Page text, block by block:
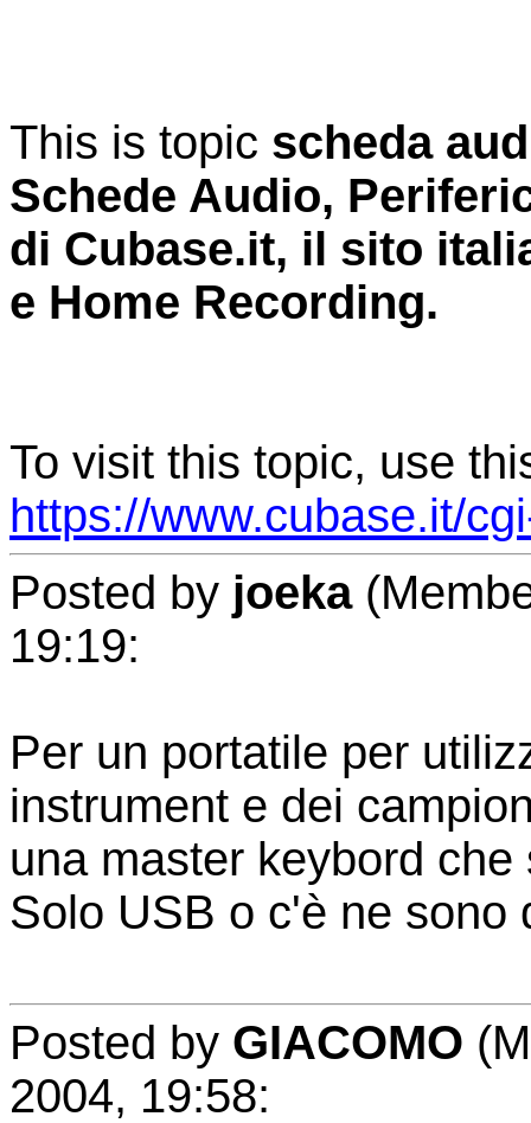
This is topic scheda
Schede Audio,
di Cubase.it, il sito
e Home Recording.
To visit this topic, use
https://www.cubase.it/
Posted by joeka
19:19:
Per un portatile per
instrument e dei
una master keybord
Solo USB o c'è ne sono
Posted by GIACOMO
2004, 19:58: